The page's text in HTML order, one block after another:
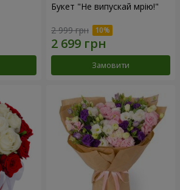
Букет "Не випускай мрію!"
2 999 грн
Замовити